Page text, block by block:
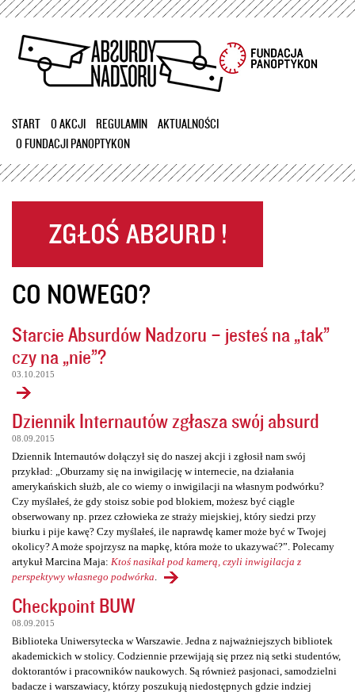
Przejdź
treści
START O AKCJI REGULAMIN
AKTUALNOŚCI
O FUNDACJI PANOPTYKON
CO NOWEGO?
Starcie Absurdów Nadzoru – jesteś na „tak”
czy na „nie”?
03.10.2015
Dziennik Internautów zgłasza swój absurd
08.09.2015
Dziennik Internautów dołączył się do naszej akcji i zgłosił nam swój
przykład: „Oburzamy się na inwigilację w internecie, na działania
amerykańskich służb, ale co wiemy o inwigilacji na własnym podwórku?
Czy myślałeś, że gdy stoisz sobie pod blokiem, możesz być ciągle
obserwowany np. przez człowieka ze straży miejskiej, który siedzi przy
biurku i pije kawę? Czy myślałeś, ile naprawdę kamer może być w Twojej
okolicy? A może spojrzysz na mapkę, która może to ukazywać?”. Polecamy
artykuł Marcina Maja: Ktoś nasikał pod kamerą, czyli inwigilacja z
perspektywy własnego podwórka
Checkpoint BUW
08.09.2015
Biblioteka Uniwersytecka w Warszawie. Jedna z najważniejszych bibliotek
akademickich w stolicy. Codziennie przewijają się przez nią setki studentów,
doktorantów i pracowników naukowych. Są również pasjonaci, samodzielni
badacze i warszawiacy, którzy poszukują niedostępnych gdzie indziej